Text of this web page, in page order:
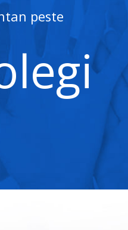
peste